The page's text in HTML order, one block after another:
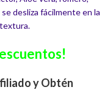
desliza fácilmente en la
y Obtén